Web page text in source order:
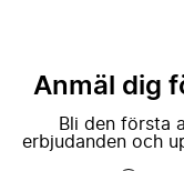
Anmäl dig
Bli den första
erbjudanden och